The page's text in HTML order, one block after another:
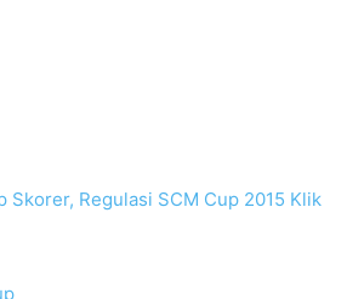
Skorer, Regulasi SCM Cup 2015 Klik